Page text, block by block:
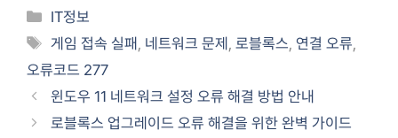
카
테
리
IT정보
태
그
게임 접속 실패 네트워크 문제 ,로블록스 연결 오류
오류코드 277
윈도우 11 네트워크 설정 오류 해결 방법 안내
로블록스 업그레이드 오류 해결을 위한 완벽 가이드